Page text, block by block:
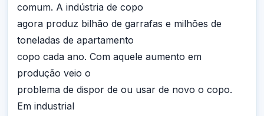
comum. A indústria de copo
agora produz bilhão de garrafas e milhões de
toneladas de apartamento
copo cada ano. Com aquele aumento em
produção veio o
problema de dispor de ou usar de novo o copo.
Em industrial